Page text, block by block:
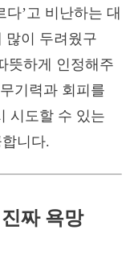
’고 비난하는 대
많이 두려웠구
뜻하게 인정해주
기력과 회피를
시도할 수 있는
니다.
짜 욕망